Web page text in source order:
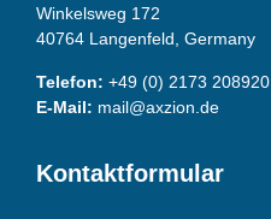
Winkelsweg 172
40764 Langenfeld, Germany
Telefon: +49 (0) 2173 208920
E-Mail: mail@axzion.de
Kontaktformular